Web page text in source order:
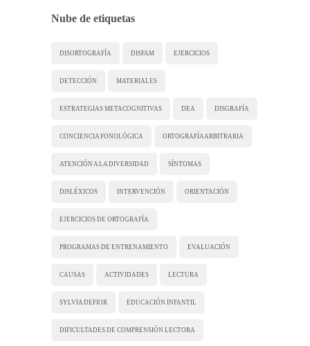
Nube de etiquetas
DISORTOGRAFÍA DISFAM EJERCICIOS
DETECCIÓN MATERIALES
ESTRATEGIAS METACOGNITIVAS DEA DISGRAFÍA
CONCIENCIA FONOLÓGICA ORTOGRAFÍA ARBITRARIA
ATENCIÓN A LA DIVERSIDAD SÍNTOMAS
DISLÉXICOS INTERVENCIÓN ORIENTACIÓN
EJERCICIOS DE ORTOGRAFÍA
PROGRAMAS DE ENTRENAMIENTO EVALUACIÓN
CAUSAS ACTIVIDADES LECTURA
SYLVIA DEFIOR EDUCACIÓN INFANTIL
DIFICULTADES DE COMPRENSIÓN LECTORA